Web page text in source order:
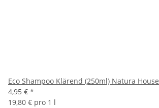
Eco Shampoo Klärend (250ml) Natura House
4,95 € *
19,80 € pro 1 l